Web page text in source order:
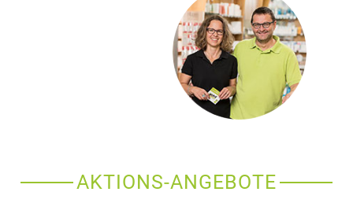
AKTIONS-ANGEBOTE